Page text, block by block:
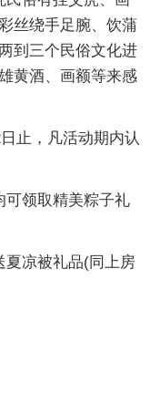
丝绕手足腕、饮蒲
到三个民俗文化进
黄酒、画额等来感
止，凡活动期内认
可领取精美粽子礼
夏凉被礼品(同上房